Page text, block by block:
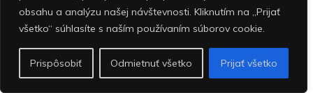
obsahu a analýzu našej návštevnosti. Kliknutím na „Prijať
všetko“ súhlasíte s naším používaním súborov cookie.
Prispôsobiť Odmietnuť všetko Prijať všetko